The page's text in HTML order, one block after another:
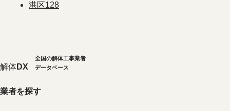
港区128
解体DX
全国の解体工事業者
データベース
業者を探す